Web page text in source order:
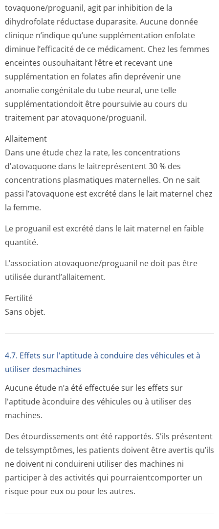
tovaquone/pro­guanil, agit par inhibition de la
dihydrofolate réductase duparasite. Aucune donnée
clinique n’indique qu’une supplémentation enfolate
diminue l’efficacité de ce médicament. Chez les femmes
enceintes ousouhaitant l’être et recevant une
supplémentation en folates afin deprévenir une
anomalie congénitale du tube neural, une telle
supplémentationdoit être poursuivie au cours du
traitement par atovaquone/pro­guanil.
Allaitement
Dans une étude chez la rate, les concentrations
d'atovaquone dans le laitreprésentent 30 % des
concentrations plasmatiques maternelles. On ne sait
passi l’atovaquone est excrété dans le lait maternel chez
la femme.
Le proguanil est excrété dans le lait maternel en faible
quantité.
L’association atovaquone/pro­guanil ne doit pas être
utilisée durantl’allai­tement.
Fertilité
Sans objet.
4.7. Effets sur l'aptitude à conduire des véhicules et à
utiliser desmachines
Aucune étude n’a été effectuée sur les effets sur
l'aptitude àconduire des véhicules ou à utiliser des
machines.
Des étourdissements ont été rapportés. S'ils présentent
de telssymptômes, les patients doivent être avertis qu’ils
ne doivent ni conduireni utiliser des machines ni
participer à des activités qui pourraientcomporter un
risque pour eux ou pour les autres.